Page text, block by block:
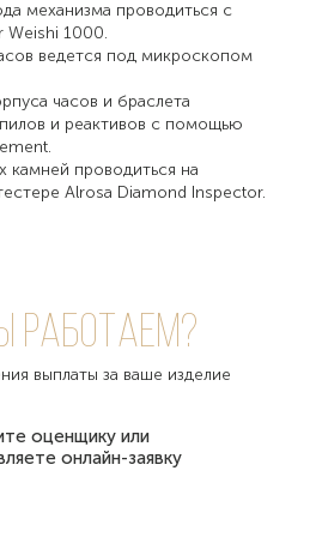
механизма проводиться с
1000.
ведется под микроскопом
часов и браслета
и реактивов с помощью
камней проводиться на
Alrosa Diamond Inspector.
работаем?
выплаты за ваше изделие
оценщику или
онлайн-заявку